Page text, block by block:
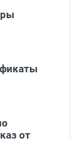
от